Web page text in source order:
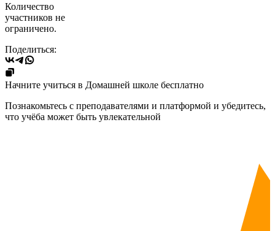
Количество
участников не
ограничено.
Поделиться:
Начните учиться в Домашней школе бесплатно
Познакомьтесь с преподавателями и платформой и убедитесь,
что учёба может быть увлекательной